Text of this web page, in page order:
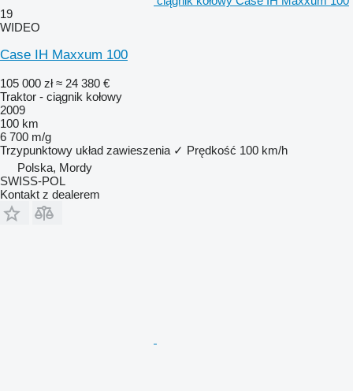
19
WIDEO
Case IH Maxxum 100
105 000 zł ≈ 24 380 €
Traktor - ciągnik kołowy
2009
100 km
6 700 m/g
Trzypunktowy układ zawieszenia ✓ Prędkość 100 km/h
Polska, Mordy
SWISS-POL
Kontakt z dealerem